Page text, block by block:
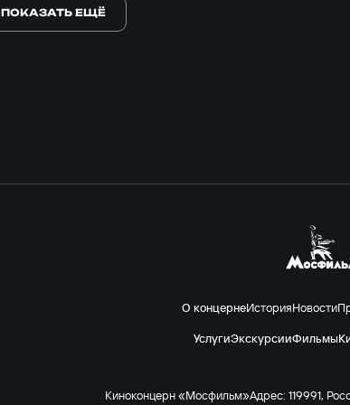
ПОКАЗАТЬ ЕЩЁ
О концернеИсторияНовости
УслугиЭкскурсииФильмы
Киноконцерн «Мосфильм»Адрес: 119991,